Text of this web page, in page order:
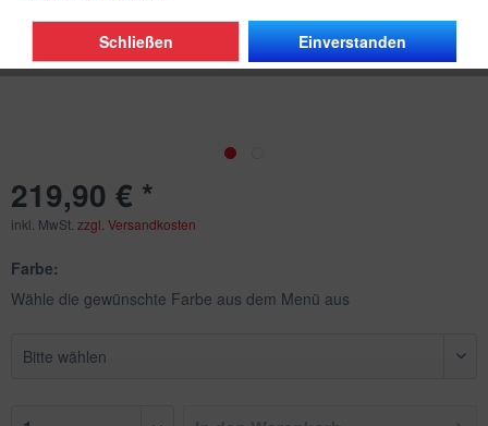
219,90 € *
inkl. MwSt. zzgl. Versandkosten
Farbe:
Wähle die gewünschte Farbe aus dem Menü aus
Einverstanden
Schließen